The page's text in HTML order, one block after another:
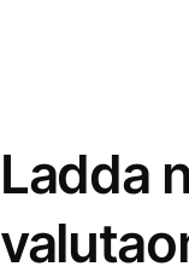
Ladda